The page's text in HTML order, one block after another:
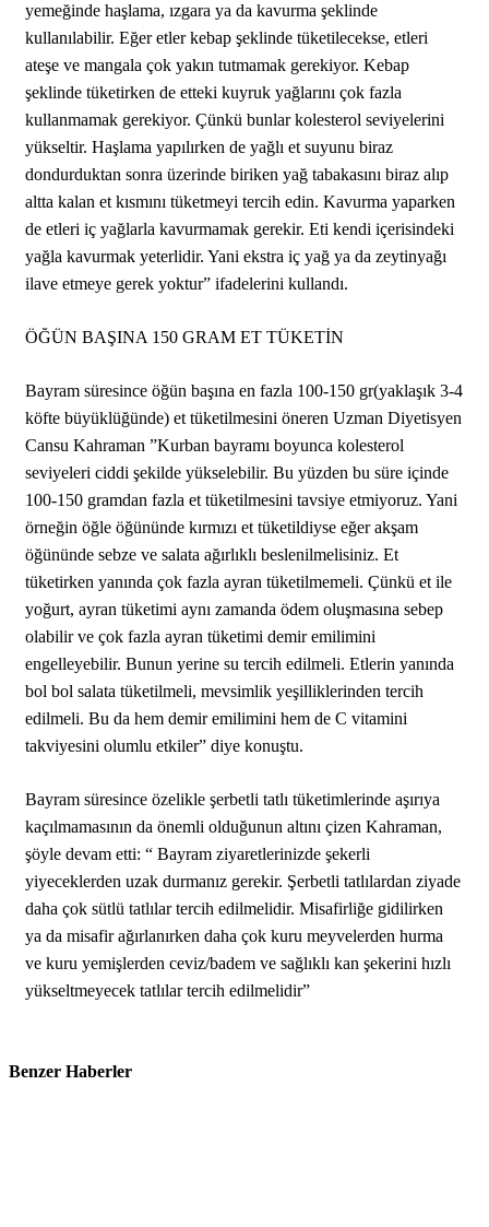
yemeğinde haşlama, ızgara ya da kavurma şeklinde
kullanılabilir. Eğer etler kebap şeklinde tüketilecekse, etleri
ateşe ve mangala çok yakın tutmamak gerekiyor. Kebap
şeklinde tüketirken de etteki kuyruk yağlarını çok fazla
kullanmamak gerekiyor. Çünkü bunlar kolesterol seviyelerini
yükseltir. Haşlama yapılırken de yağlı et suyunu biraz
dondurduktan sonra üzerinde biriken yağ tabakasını biraz alıp
altta kalan et kısmını tüketmeyi tercih edin. Kavurma yaparken
de etleri iç yağlarla kavurmamak gerekir. Eti kendi içerisindeki
yağla kavurmak yeterlidir. Yani ekstra iç yağ ya da zeytinyağı
ilave etmeye gerek yoktur” ifadelerini kullandı.
ÖĞÜN BAŞINA 150 GRAM ET TÜKETİN
Bayram süresince öğün başına en fazla 100-150 gr(yaklaşık 3-4
köfte büyüklüğünde) et tüketilmesini öneren Uzman Diyetisyen
Cansu Kahraman ”Kurban bayramı boyunca kolesterol
seviyeleri ciddi şekilde yükselebilir. Bu yüzden bu süre içinde
100-150 gramdan fazla et tüketilmesini tavsiye etmiyoruz. Yani
örneğin öğle öğününde kırmızı et tüketildiyse eğer akşam
öğününde sebze ve salata ağırlıklı beslenilmelisiniz. Et
tüketirken yanında çok fazla ayran tüketilmemeli. Çünkü et ile
yoğurt, ayran tüketimi aynı zamanda ödem oluşmasına sebep
olabilir ve çok fazla ayran tüketimi demir emilimini
engelleyebilir. Bunun yerine su tercih edilmeli. Etlerin yanında
bol bol salata tüketilmeli, mevsimlik yeşilliklerinden tercih
edilmeli. Bu da hem demir emilimini hem de C vitamini
takviyesini olumlu etkiler” diye konuştu.
Bayram süresince özelikle şerbetli tatlı tüketimlerinde aşırıya
kaçılmamasının da önemli olduğunun altını çizen Kahraman,
şöyle devam etti: “ Bayram ziyaretlerinizde şekerli
yiyeceklerden uzak durmanız gerekir. Şerbetli tatlılardan ziyade
daha çok sütlü tatlılar tercih edilmelidir. Misafirliğe gidilirken
ya da misafir ağırlanırken daha çok kuru meyvelerden hurma
ve kuru yemişlerden ceviz/badem ve sağlıklı kan şekerini hızlı
yükseltmeyecek tatlılar tercih edilmelidir”
Benzer Haberler